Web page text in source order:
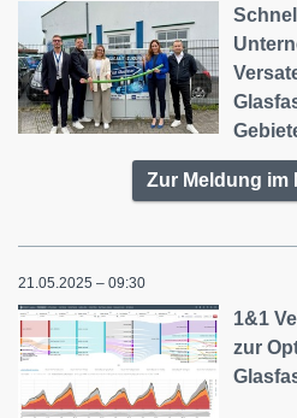
Zur Meldung im
21.05.2025 – 09:30
1&1
zur